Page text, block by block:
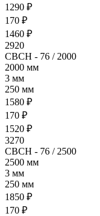
1290 ₽
170 ₽
1460 ₽
2920
- 76 / 2000
2000 мм
3 мм
250 мм
1580 ₽
170 ₽
1520 ₽
3270
- 76 / 2500
2500 мм
3 мм
250 мм
1850 ₽
170 ₽